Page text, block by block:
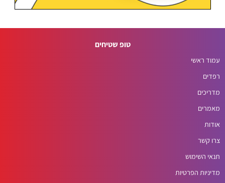
טופ שטיחים
עמוד ראשי
רפדים
מדריכים
מאמרים
אודות
צרו קשר
תנאי השימוש
מדיניות הפרטיות